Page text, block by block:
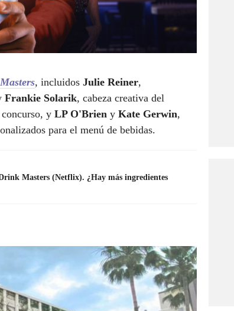
, incluidos Julie Reiner,
Frankie Solarik, cabeza creativa del
y LP O'Brien y Kate Gerwin,
para el menú de bebidas.
Masters (Netflix). ¿Hay más ingredientes